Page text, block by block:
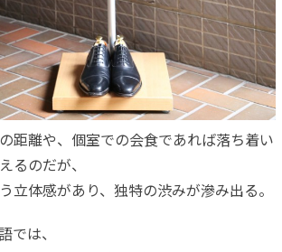
距離や、個室での会食であれば落ち着い
るのだが、
立体感があり、独特の渋みが滲み出る。
では、